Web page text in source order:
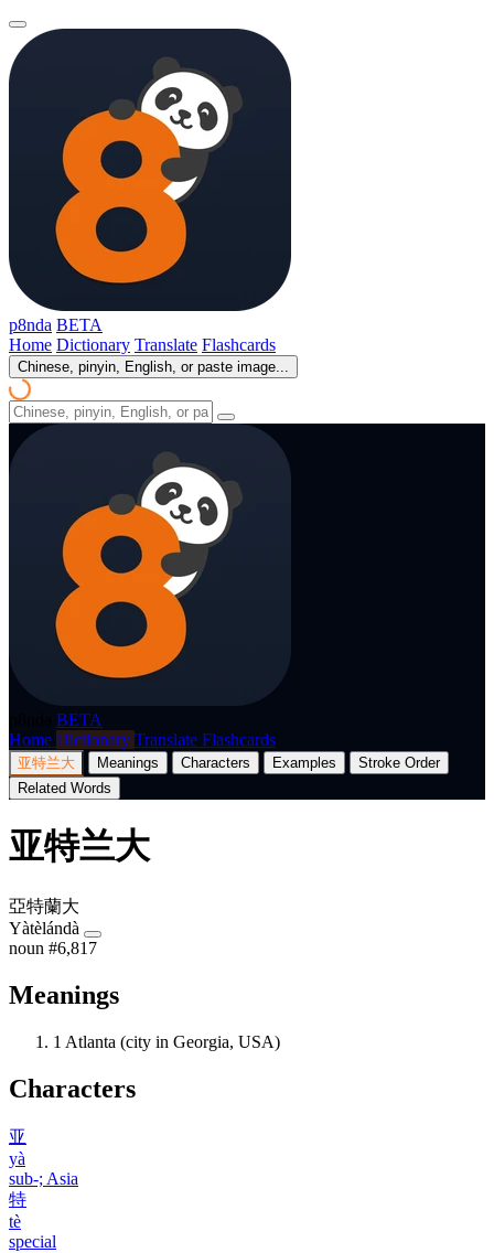
p8nda BETA
Home Dictionary Translate Flashcards
Chinese, pinyin, English, or paste image...
BETA
Home Dictionary Translate Flashcards
亚特兰大 Meanings Characters Examples
Stroke Order
Related Words
亚特兰大
亞特蘭大
Yàtèlándà
noun #6,817
Meanings
1 Atlanta (city in Georgia, USA)
Characters
亚
yà
sub-; Asia
特
tè
special